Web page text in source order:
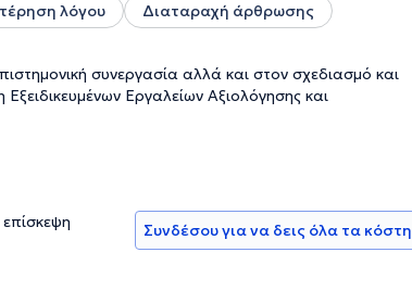
λόγου
Διαταραχή άρθρωσης
συνεργασία αλλά και στον σχεδιασμό και
Εργαλείων Αξιολόγησης και
Συνδέσου για να δεις όλα τα κόστη